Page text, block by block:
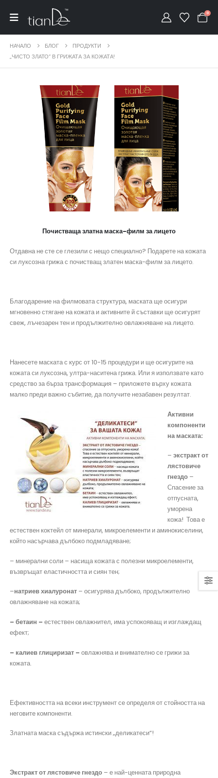
0
НАЧАЛО БЛОГ
ПРОДУКТИ
„ЧИСТО ЗЛАТО“ В ГРИЖАТА ЗА КОЖАТА!
Почистващазлатна маска-филм за лицето
Отдавна не сте се глезили с нещо специално? Подарете на кожата
си луксозна грижа с почистващ златен маска-филм за лицето.
Благодарение на филмовата структура, маската ще осигури
мгновенно стягане на кожата и активните й съставки ще осигурят
свеж, лъчезарен тен и продължително овлажняване на лицето.
Нанесете маската с курс от 10-15 процедури и ще осигурите на
кожата си луксозна, ултра-наситена грижа. Или я използвате като
средство за бърза трансформация – приложете върху кожата
малко преди важно събитие, да получите незабавен резултат.
Активни
компоненти
на маската:
– экстракт от
лястовиче
гнездо –
Спасение за
отпусната,
уморена
кожа! Това е
естествен коктейл от минерали, микроелементи и аминокиселини,
който насърчава дълбоко подмладяване;
– минерални соли – насища кожата с полезни микроелементи,
възвръщат еластичността и сиян тен;
–натриев хиалуронат – осигурява дълбоко, продължително
овлажняване на кожата;
– бетаин – естествен овлажнител, има успокояващ и изглаждащ
ефект;
– калиев глициризат – овлажнява и внимателно се грижи за
кожата.
Ефективността на всеки инструмент се определя от стойността на
неговите компоненти.
Златната маска съдържа истински „деликатеси“!
Экстракт от лястовиче гнездо – е най-ценната природна